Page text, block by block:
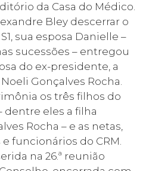
da Casa do Médico.
Bley descerrar o
sua esposa Danielle –
sucessões – entregou
do ex-presidente, a
Gonçalves Rocha.
os três filhos do
dentre eles a filha
Rocha – e as netas,
funcionários do CRM.
na 26.ª reunião